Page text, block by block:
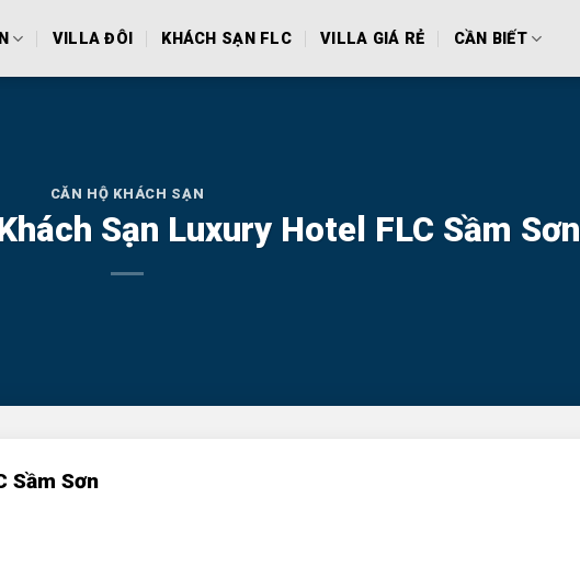
VILLA ĐÔI KHÁCH SẠN FLC VILLA GIÁ RẺ CẦN BIẾT
CĂN HỘ KHÁCH SẠN
Sạn Luxury Hotel FLC Sầm Sơn
Sầm Sơn